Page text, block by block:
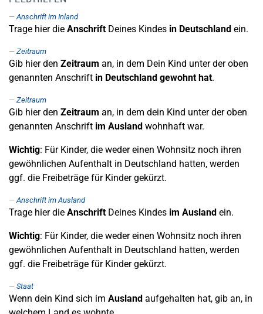
Anschrift im Inland
Trage hier die AnschriftDeines Kindes in Deutschland ein.
Zeitraum
Gib hier den Zeitraum an, in dem Dein Kind unter der oben
genannten Anschrift in Deutschland gewohnt hat.
Zeitraum
Gib hier den Zeitraum an, in dem dein Kind unter der oben
genannten Anschrift im Ausland wohnhaft war.
Wichtig: Für Kinder, die weder einen Wohnsitz noch ihren
gewöhnlichen Aufenthalt in Deutschland hatten, werden
ggf. die Freibeträge für Kinder gekürzt.
Anschrift im Ausland
Trage hier die AnschriftDeines Kindes im Ausland ein.
Wichtig: Für Kinder, die weder einen Wohnsitz noch ihren
gewöhnlichen Aufenthalt in Deutschland hatten, werden
ggf. die Freibeträge für Kinder gekürzt.
Staat
Wenn dein Kind sich im Ausland aufgehalten hat, gib an, in